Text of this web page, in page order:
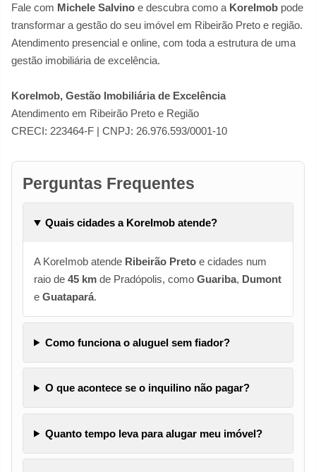
Fale com Michele Salvino e descubra como a KoreImob pode
transformar a gestão do seu imóvel em Ribeirão Preto e região.
Atendimento presencial e online, com toda a estrutura de uma
gestão imobiliária de excelência.
KoreImob, Gestão Imobiliária de Excelência
Atendimento em Ribeirão Preto e Região
CRECI: 223464-F | CNPJ: 26.976.593/0001-10
Perguntas Frequentes
Quais cidades a KoreImob atende?
A KoreImob atende Ribeirão Preto e cidades num
raio de 45 km de Pradópolis, como Guariba, Dumont
e Guatapará.
Como funciona o aluguel sem fiador?
O que acontece se o inquilino não pagar?
Quanto tempo leva para alugar meu imóvel?